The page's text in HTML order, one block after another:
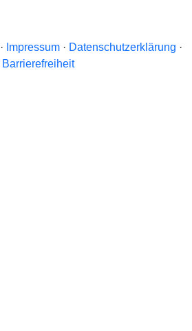
Impressum· Datenschutzerklärung ·
Barrierefreiheit